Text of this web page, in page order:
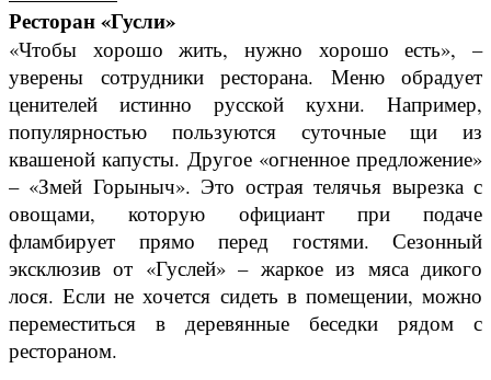
Ресторан «Гусли»
«Чтобы хорошо жить, нужно хорошо есть», –
уверены сотрудники ресторана. Меню обрадует
ценителей истинно русской кухни. Например,
популярностью пользуются суточные щи из
квашеной капусты. Другое «огненное предложение»
– «Змей Горыныч». Это острая телячья вырезка с
овощами, которую официант при подаче
фламбирует прямо перед гостями. Сезонный
эксклюзив от «Гуслей» – жаркое из мяса дикого
лося. Если не хочется сидеть в помещении, можно
переместиться в деревянные беседки рядом с
рестораном.